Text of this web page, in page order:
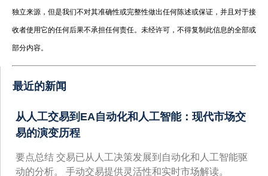
独立来源，但是我们不对其准确性或完整性做出任何陈述或保证，并且对于接
收者使用它的任何后果不承担任何责任。未经许可，不得复制此信息的全部或
部分内容。
最近的新闻
从人工交易到EA自动化和人工智能：现代市场交
易的演变历程
要点总结 交易已从人工决策发展到自动化和人工智能驱
动的分析。 手动交易提供灵活性和实时市场解读。